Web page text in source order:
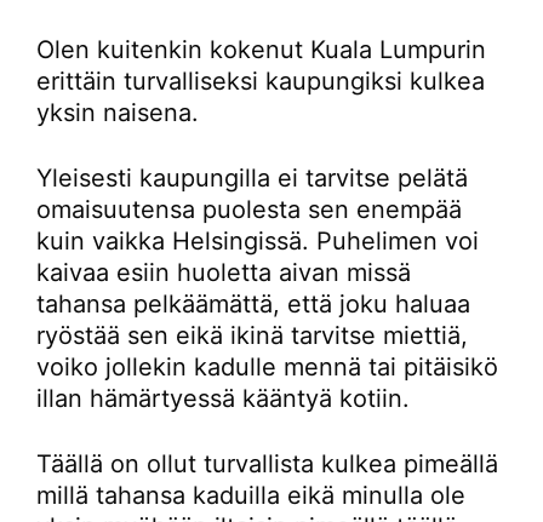
Olen kuitenkin kokenut Kuala Lumpurin
erittäin turvalliseksi kaupungiksi kulkea
yksin naisena.
Yleisesti kaupungilla ei tarvitse pelätä
omaisuutensa puolesta sen enempää
kuin vaikka Helsingissä. Puhelimen voi
kaivaa esiin huoletta aivan missä
tahansa pelkäämättä, että joku haluaa
ryöstää sen eikä ikinä tarvitse miettiä,
voiko jollekin kadulle mennä tai pitäisikö
illan hämärtyessä kääntyä kotiin.
Täällä on ollut turvallista kulkea pimeällä
millä tahansa kaduilla eikä minulla ole